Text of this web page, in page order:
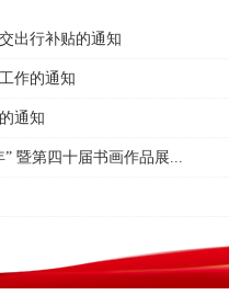
出行补贴的通知
作的通知
通知
暨第四十届书画作品展...